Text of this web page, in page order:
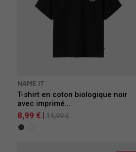
NAME IT
T-shirt en coton biologique noir
avec imprimé...
8,99 € 14,99 €